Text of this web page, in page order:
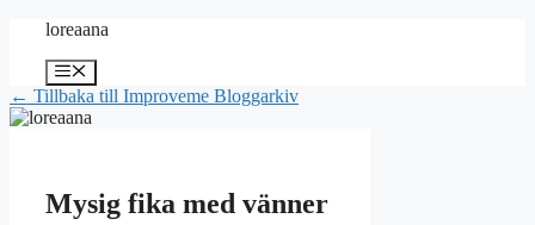
Hoppa
innehåll
loreaana
Meny
← Tillbaka till Improveme Bloggarkiv
Mysig fika med vänner